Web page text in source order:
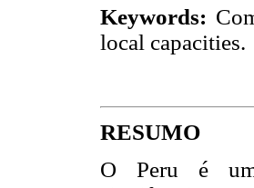
Keywords:
local capacities.
RESUMO
O Peru é um